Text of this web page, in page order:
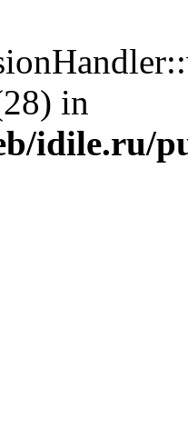
in
idile.ru/